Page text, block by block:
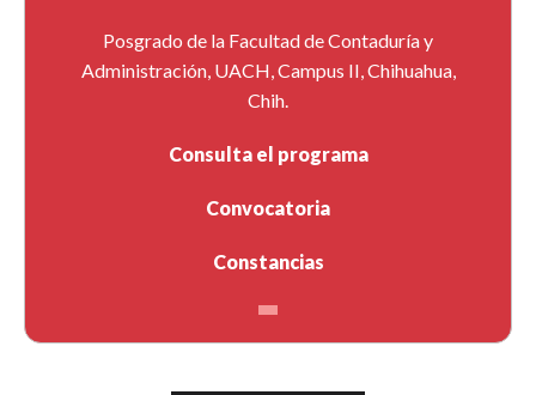
Posgrado de la Facultad de Contaduría y
Administración, UACH, Campus II, Chihuahua,
Chih.
Consulta el programa
Convocatoria
Constancias